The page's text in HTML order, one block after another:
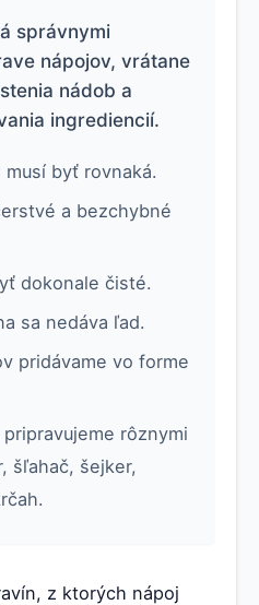
správnymi
nápojov, vrátane
nádob a
ingrediencií.
byť rovnaká.
a bezchybné
dokonale čisté.
sa nedáva ľad.
pridávame vo forme
rôznymi
šľahač, šejker,
z ktorých nápoj